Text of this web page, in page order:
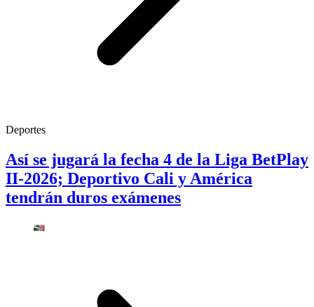
Deportes
Así se jugará la fecha 4 de la Liga BetPlay
II-2026; Deportivo Cali y América
tendrán duros exámenes